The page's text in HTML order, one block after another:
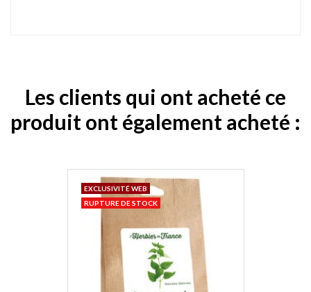
Les clients qui ont acheté ce
produit ont également acheté :
EXCLUSIVITÉ WEB
RUPTURE DE STOCK